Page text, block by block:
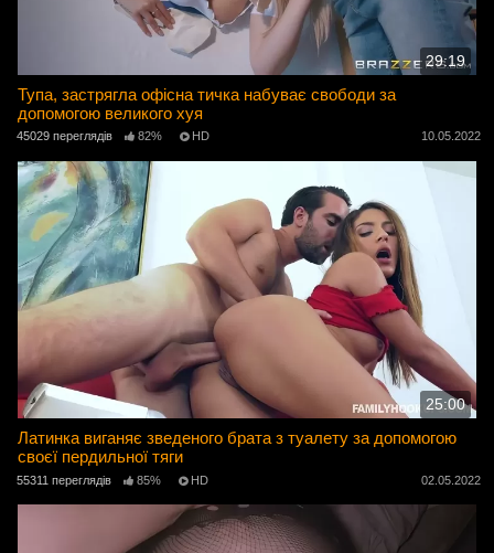
29:19
Тупа, застрягла офісна тичка набуває свободи за
допомогою великого хуя
45029 переглядів 82% HD 10.05.2022
25:00
Латинка виганяє зведеного брата з туалету за допомогою
своєї пердильної тяги
55311 переглядів 85% HD 02.05.2022